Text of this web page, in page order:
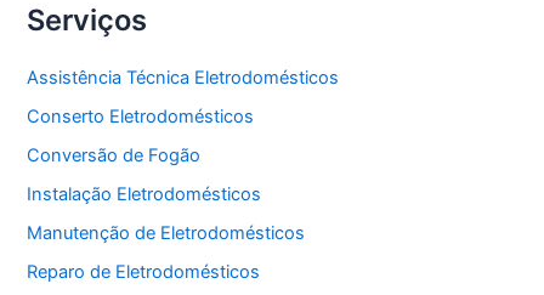
Serviços
Assistência Técnica Eletrodomésticos
Conserto Eletrodomésticos
Conversão de Fogão
Instalação Eletrodomésticos
Manutenção de Eletrodomésticos
Reparo de Eletrodomésticos